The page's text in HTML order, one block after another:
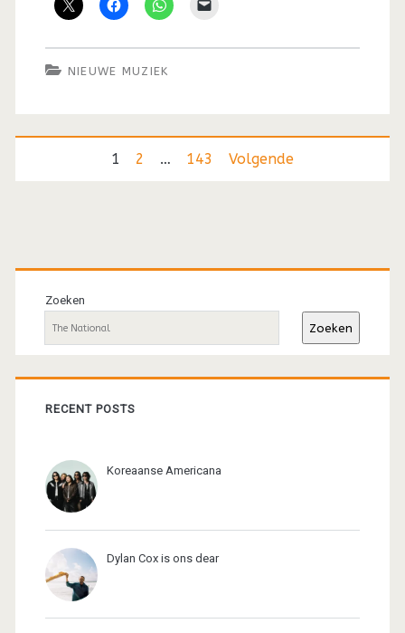
NIEUWE MUZIEK
Berichten
1 2 … 143 Volgende
Primaire
sidebar
Zoeken
Zoeken
RECENT POSTS
Koreaanse Americana
Dylan Cox is ons dear